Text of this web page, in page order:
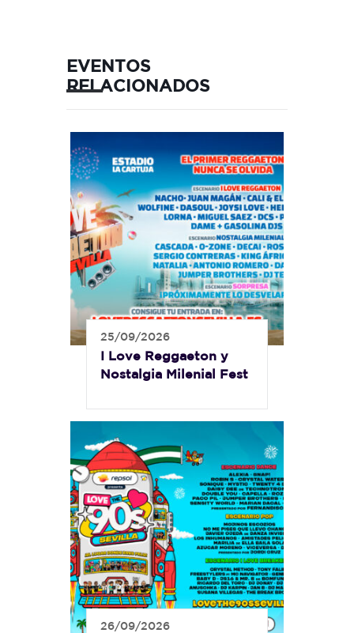
EVENTOS
RELACIONADOS
25/09/2026
I Love Reggaeton y
Nostalgia Milenial Fest
26/09/2026